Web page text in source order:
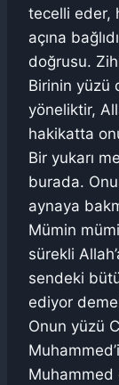
tecelli eder,
açına
doğrusu.
Birinin yüzü
yöneliktir,
hakikatta
Bir yukarı
burada.
aynaya
Mümin
sürekli
sendeki
ediyor
Onun yüzü
Muhammed